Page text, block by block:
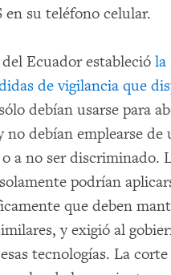
en su teléfono celular.
Ecuador estableció la
de vigilancia que
debían usarse para
debían emplearse de
a no ser discriminado.
podrían
que deben
y exigió al
tecnologías. La